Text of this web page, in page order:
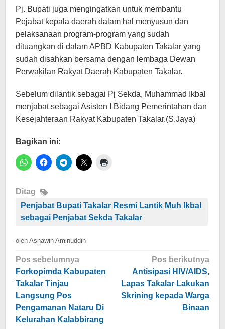
Pj. Bupati juga mengingatkan untuk membantu
Pejabat kepala daerah dalam hal menyusun dan
pelaksanaan program-program yang sudah
dituangkan di dalam APBD Kabupaten Takalar yang
sudah disahkan bersama dengan lembaga Dewan
Perwakilan Rakyat Daerah Kabupaten Takalar.
Sebelum dilantik sebagai Pj Sekda, Muhammad Ikbal
menjabat sebagai Asisten I Bidang Pemerintahan dan
Kesejahteraan Rakyat Kabupaten Takalar.(S.Jaya)
Bagikan ini:
Ditag
Penjabat Bupati Takalar Resmi Lantik Muh Ikbal
sebagai Penjabat Sekda Takalar
oleh Asnawin Aminuddin
Navigasi
pos
Pos sebelumnya
Forkopimda Kabupaten
Takalar Tinjau
Langsung Pos
Pengamanan Nataru Di
Kelurahan Kalabbirang
Pos berikutnya
Antisipasi HIV/AIDS,
Lapas Takalar Lakukan
Skrining kepada Warga
Binaan